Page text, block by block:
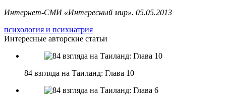
Интернет-СМИ «Интересный мир». 05.05.2013
психология и психиатрия
Интересные авторские статьи
84 взгляда на Таиланд: Глава 10